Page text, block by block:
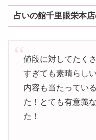
占いの館千里眼栄本
値段に対してたく
すぎても素晴らし
内容も当たってい
た！とても有意義
た！